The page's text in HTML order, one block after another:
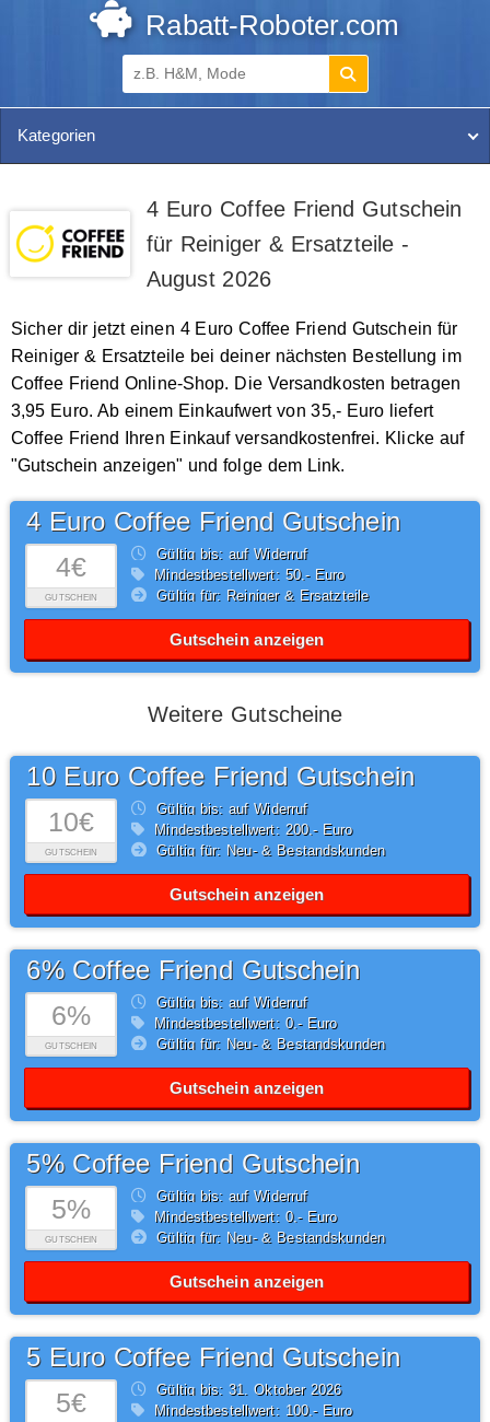
Rabatt-Roboter.com
Kategorien
4 Euro Coffee Friend Gutschein
für Reiniger & Ersatzteile -
August 2026
Sicher dir jetzt einen 4 Euro Coffee Friend Gutschein für
Reiniger & Ersatzteile bei deiner nächsten Bestellung im
Coffee Friend Online-Shop. Die Versandkosten betragen
3,95 Euro. Ab einem Einkaufwert von 35,- Euro liefert
Coffee Friend Ihren Einkauf versandkostenfrei. Klicke auf
"Gutschein anzeigen" und folge dem Link.
4€
GUTSCHEIN
4 Euro Coffee Friend Gutschein
Gültig bis: auf Widerruf
Mindestbestellwert: 50,- Euro
Gültig für: Reiniger & Ersatzteile
Gutschein anzeigen
Weitere Gutscheine
10€
GUTSCHEIN
10 Euro Coffee Friend Gutschein
Gültig bis: auf Widerruf
Mindestbestellwert: 200,- Euro
Gültig für: Neu- & Bestandskunden
Gutschein anzeigen
6%
GUTSCHEIN
6% Coffee Friend Gutschein
Gültig bis: auf Widerruf
Mindestbestellwert: 0,- Euro
Gültig für: Neu- & Bestandskunden
Gutschein anzeigen
5%
GUTSCHEIN
5% Coffee Friend Gutschein
Gültig bis: auf Widerruf
Mindestbestellwert: 0,- Euro
Gültig für: Neu- & Bestandskunden
Gutschein anzeigen
5€
5 Euro Coffee Friend Gutschein
Gültig bis: 31.Oktober2026
Mindestbestellwert: 100,- Euro